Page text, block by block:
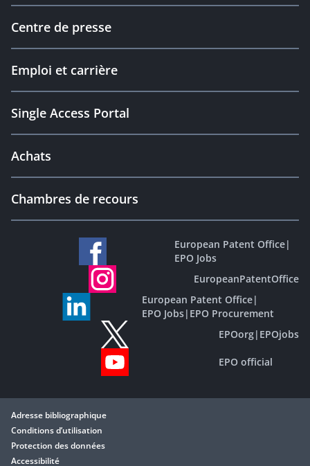
Centre de presse
Emploi et carrière
Single Access Portal
Achats
Chambres de recours
European Patent Office|
EPO Jobs
EuropeanPatentOffice
European Patent Office|
EPO Jobs| EPO Procurement
EPOorg| EPOjobs
EPO official
Adresse bibliographique
Conditions d’utilisation
Protection des données
Accessibilité